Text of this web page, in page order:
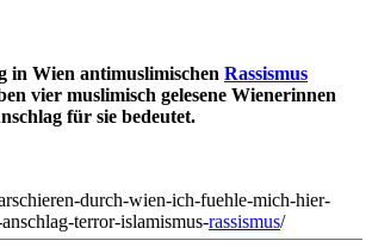
in Wien antimuslimischen Rassismus
vier muslimisch gelesene Wienerinnen
für sie bedeutet.
durch-wien-ich-fuehle-mich-hier-
terror-islamismus-rassismus/